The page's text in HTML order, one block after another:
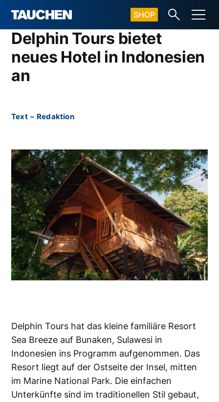
SHOP
Delphin Tours bietet
neues Hotel in Indonesien
an
Text – Redaktion
Delphin Tours hat das kleine familiäre Resort
Sea Breeze auf Bunaken, Sulawesi in
Indonesien ins Programm aufgenommen. Das
Resort liegt auf der Ostseite der Insel, mitten
im Marine National Park. Die einfachen
Unterkünfte sind im traditionellen Stil gebaut,